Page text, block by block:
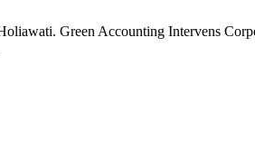
Green Accounting Intervens